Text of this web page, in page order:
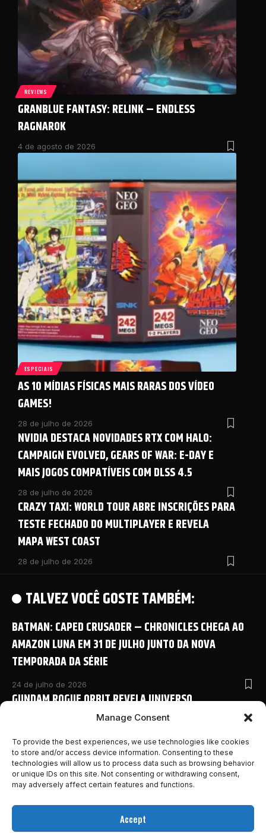
Manage Consent
To provide the best experiences, we use technologies like cookies
to store and/or access device information. Consenting to these
technologies will allow us to process data such as browsing behavior
or unique IDs on this site. Not consenting or withdrawing consent,
may adversely affect certain features and functions.
Accept
REVIEWS
GRANBLUE FANTASY: RELINK – ENDLESS
RAGNAROK
4 de agosto de 2026
ESPECIAIS
AS 10 MÍDIAS FÍSICAS MAIS RARAS DOS VÍDEO
GAMES!
28 de julho de 2026
NVIDIA DESTACA NOVIDADES RTX COM HALO:
CAMPAIGN EVOLVED, GEARS OF WAR: E-DAY E
MAIS JOGOS COMPATÍVEIS COM DLSS 4.5
28 de julho de 2026
CRAZY TAXI: WORLD TOUR ABRE INSCRIÇÕES PARA
TESTE FECHADO DO MULTIPLAYER E REVELA
MAPA WEST COAST
28 de julho de 2026
TALVEZ VOCÊ GOSTE TAMBÉM:
BATMAN: CAPED CRUSADER – CHRONICLES CHEGA AO
AMAZON LUNA EM 31 DE JULHO JUNTO DA NOVA
TEMPORADA DA SÉRIE
24 de julho de 2026
GUNDAM ROGUE ORBIT REVELA UNIVERSO
COMPARTILHADO COM NOVO ANIME E DETALHES
24 de julho de 2026
MONSTER HUNTER OUTLANDERS ABRE PRÉ-REGISTRO E
REVELA NOVOS DETALHES DA AVENTURA MOBILE DA
FRANQUIA
24 de julho de 2026